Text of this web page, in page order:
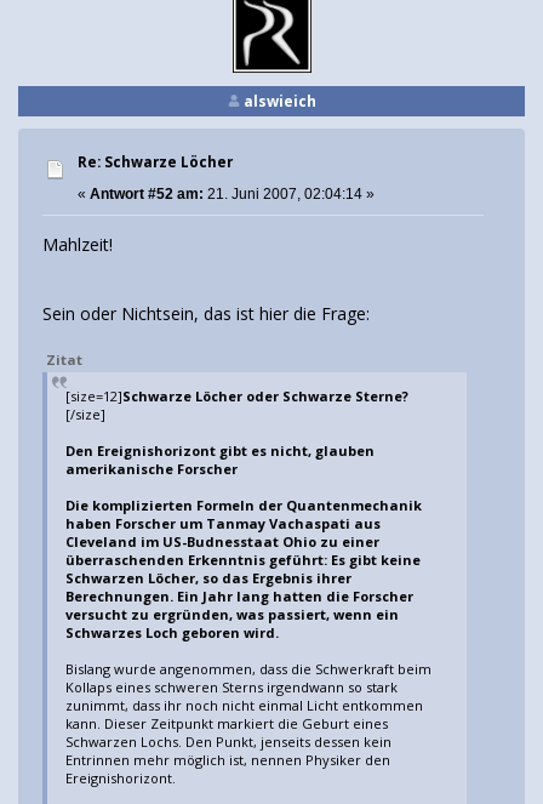
alswieich
Re: Schwarze Löcher
« Antwort #52 am: 21. Juni 2007, 02:04:14 »
Mahlzeit!
Sein oder Nichtsein, das ist hier die Frage:
Zitat
[size=12]Schwarze Löcher oder Schwarze Sterne?
[/size]
Den Ereignishorizont gibt es nicht, glauben
amerikanische Forscher
Die komplizierten Formeln der Quantenmechanik
haben Forscher um Tanmay Vachaspati aus
Cleveland im US-Budnesstaat Ohio zu einer
überraschenden Erkenntnis geführt: Es gibt keine
Schwarzen Löcher, so das Ergebnis ihrer
Berechnungen. Ein Jahr lang hatten die Forscher
versucht zu ergründen, was passiert, wenn ein
Schwarzes Loch geboren wird.
Bislang wurde angenommen, dass die Schwerkraft beim
Kollaps eines schweren Sterns irgendwann so stark
zunimmt, dass ihr noch nicht einmal Licht entkommen
kann. Dieser Zeitpunkt markiert die Geburt eines
Schwarzen Lochs. Den Punkt, jenseits dessen kein
Entrinnen mehr möglich ist, nennen Physiker den
Ereignishorizont.